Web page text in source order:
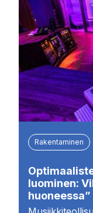
Rakentaminen
luominen: